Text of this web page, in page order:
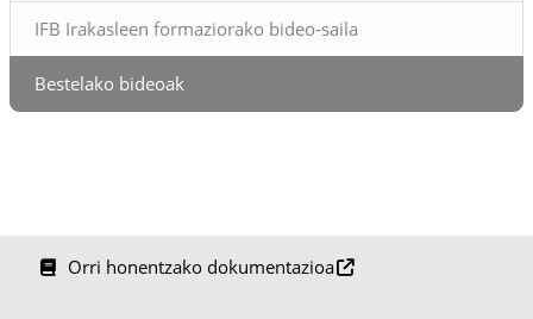
IFB Irakasleen formaziorako bideo-saila
Bestelako bideoak
Orri honentzako dokumentazioa